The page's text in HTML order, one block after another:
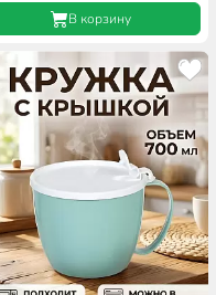
В корзину